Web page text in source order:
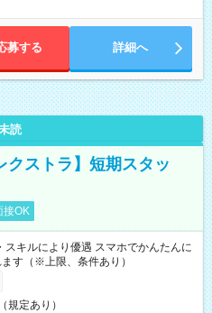
募する 詳細へ
読
クストラ】短期スタッ
接OK
キルにより優遇 スマホでかんたんに
す（※上限、条件あり）
規定あり）